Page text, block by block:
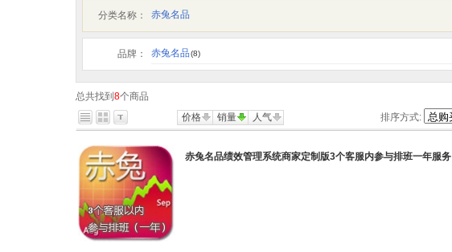
分类名称： 赤兔名品
品牌： 赤兔名品(8)
总共找到 8个商品
价格
销量 人气 排序方式:
赤兔名品绩效管理系统商家定制版3个客服内参与排班一年服务